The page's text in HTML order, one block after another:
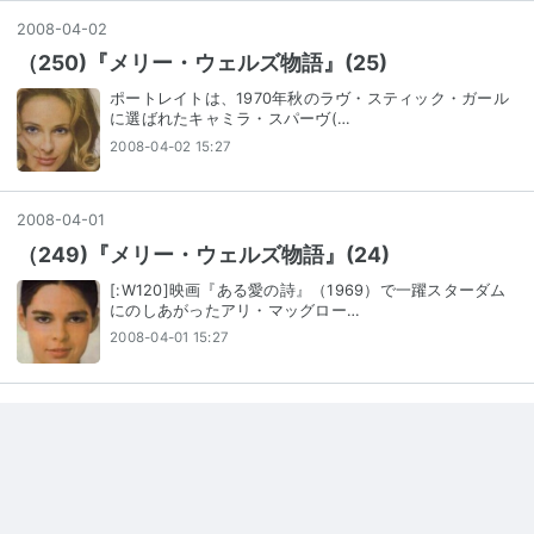
2008-04-02
（250)『メリー・ウェルズ物語』(25)
ポートレイトは、1970年秋のラヴ・スティック・ガール
に選ばれたキャミラ・スパーヴ(…
2008-04-02 15:27
2008-04-01
（249)『メリー・ウェルズ物語』(24)
[:W120]映画『ある愛の詩』（1969）で一躍スターダム
にのしあがったアリ・マッグロー…
2008-04-01 15:27